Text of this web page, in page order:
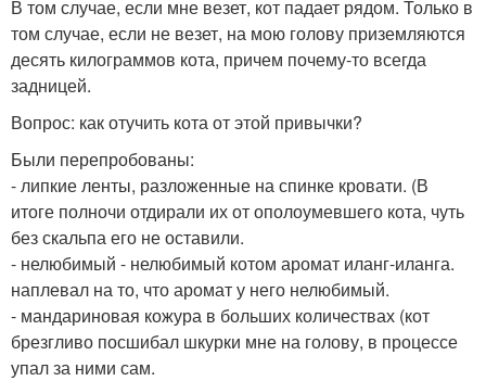
В том случае, если мне везет, кот падает рядом. Только в
том случае, если не везет, на мою голову приземляются
десять килограммов кота, причем почему-то всегда
задницей.
Вопрос: как отучить кота от этой привычки?
Были перепробованы:
- липкие ленты, разложенные на спинке кровати. (В
итоге полночи отдирали их от ополоумевшего кота, чуть
без скальпа его не оставили.
- нелюбимый - нелюбимый котом аромат иланг-иланга.
наплевал на то, что аромат у него нелюбимый.
- мандариновая кожура в больших количествах (кот
брезгливо посшибал шкурки мне на голову, в процессе
упал за ними сам.